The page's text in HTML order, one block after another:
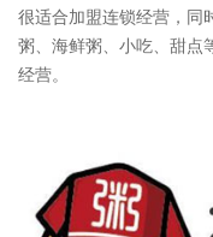
很适合加盟连锁经营，同
粥、海鲜粥、小吃、甜点
经营。